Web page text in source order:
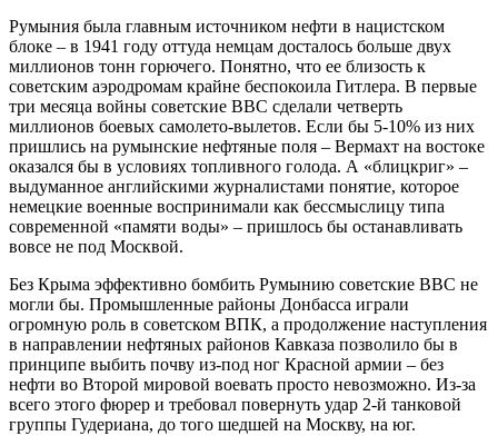
Румыния была главным источником нефти в нацистском
блоке – в 1941 году оттуда немцам досталось больше двух
миллионов тонн горючего. Понятно, что ее близость к
советским аэродромам крайне беспокоила Гитлера. В первые
три месяца войны советские ВВС сделали четверть
миллионов боевых самолето-вылетов. Если бы 5-10% из них
пришлись на румынские нефтяные поля – Вермахт на востоке
оказался бы в условиях топливного голода. А «блицкриг» –
выдуманное английскими журналистами понятие, которое
немецкие военные воспринимали как бессмыслицу типа
современной «памяти воды» – пришлось бы останавливать
вовсе не под Москвой.
Без Крыма эффективно бомбить Румынию советские ВВС не
могли бы. Промышленные районы Донбасса играли
огромную роль в советском ВПК, а продолжение наступления
в направлении нефтяных районов Кавказа позволило бы в
принципе выбить почву из-под ног Красной армии – без
нефти во Второй мировой воевать просто невозможно. Из-за
всего этого фюрер и требовал повернуть удар 2-й танковой
группы Гудериана, до того шедшей на Москву, на юг.